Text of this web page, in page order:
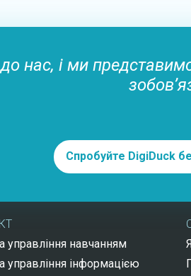
нас, і ми
Спробуйте DigiDuck
управління навчанням
управління інформацією